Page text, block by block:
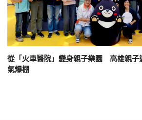
從「火車醫院」變身親子樂園 高雄親子
氣爆棚